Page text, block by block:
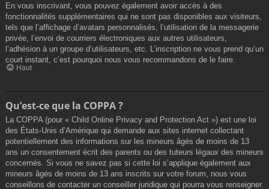
En vous inscrivant, vous pouvez également avoir accès à des
fonctionnalités supplémentaires qui ne sont pas disponibles aux visiteurs,
tels que l’affichage d’avatars personnalisés, l’utilisation de la messagerie
privée, l’envoi de courriers électroniques aux autres utilisateurs,
l’adhésion à un groupe d’utilisateurs, etc. L’inscription ne vous prend qu’un
court instant, c’est pourquoi nous vous recommandons de le faire.
Haut
Qu’est-ce que la COPPA ?
La COPPA (pour « Child Online Privacy and Protection Act ») est une loi
des États-Unis d’Amérique qui demande aux sites internet collectant
potentiellement des informations sur les mineurs âgés de moins de 13
ans un consentement écrit des parents ou des tuteurs légaux des mineurs
concernés. Si vous ne savez pas si cette loi s’applique également aux
mineurs âgés de moins de 13 ans inscrits sur votre forum, nous vous
conseillons de contacter un conseiller juridique qui pourra vous renseigner.